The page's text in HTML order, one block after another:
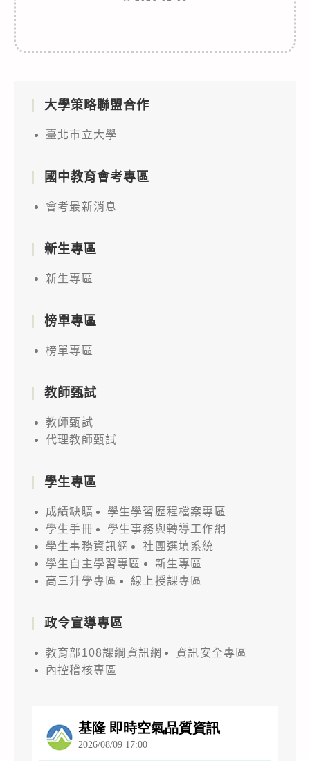
大學策略聯盟合作
臺北市立大學
國中教育會考專區
會考最新消息
新生專區
新生專區
榜單專區
榜單專區
教師甄試
教師甄試
代理教師甄試
學生專區
成績缺曠
學生學習歷程檔案專區
學生手冊
學生事務與轉導工作網
學生事務資訊網
社團選填系統
學生自主學習專區
新生專區
高三升學專區
線上授課專區
政令宣導專區
教育部108課綱資訊網
資訊安全專區
內控稽核專區